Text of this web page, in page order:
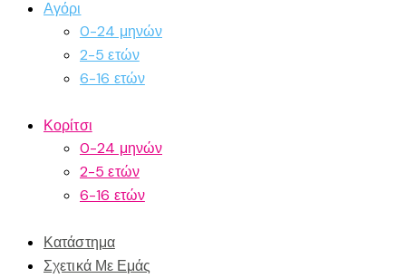
Αγόρι
0-24 μηνών
2-5 ετών
6-16 ετών
Κορίτσι
0-24 μηνών
2-5 ετών
6-16 ετών
Κατάστημα
Σχετικά Με Εμάς